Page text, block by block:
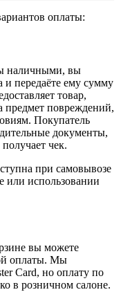
оплаты:
наличными, вы
и передаёте ему сумму
товар,
предмет повреждений,
Покупатель
документы,
чек.
при самовывозе
или использовании
вы можете
оплаты. Мы
Card, но оплату по
в розничном салоне.